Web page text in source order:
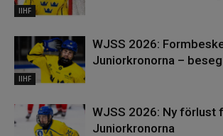
IIHF
IIHF
WJSS 2026:
Juniorkronorna –
WJSS 2026: Ny förlust
Juniorkronorna